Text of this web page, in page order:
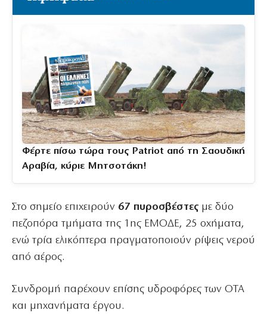
Φέρτε πίσω τώρα τους Patriot από τη Σαουδική
Αραβία, κύριε Μητσοτάκη!
Στο σημείο επιχειρούν 67 πυροσβέστες με δύο
πεζοπόρα τμήματα της 1ης ΕΜΟΔΕ, 25 οχήματα,
ενώ τρία ελικόπτερα πραγματοποιούν ρίψεις νερού
από αέρος.
Συνδρομή παρέχουν επίσης υδροφόρες των ΟΤΑ
και μηχανήματα έργου.